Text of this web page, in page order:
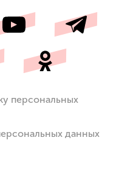
персональных
данных